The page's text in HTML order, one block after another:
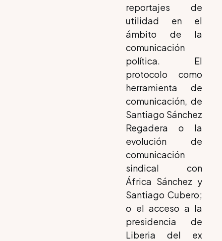
reportajes de
utilidad en el
ámbito de la
comunicación
política. El
protocolo como
herramienta de
comunicación, de
Santiago Sánchez
Regadera o la
evolución de
comunicación
sindical con
África Sánchez y
Santiago Cubero;
o el acceso a la
presidencia de
Liberia del ex